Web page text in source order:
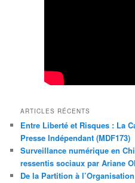
ARTICLES RÉCENTS
Entre Liberté et Risques : La
Presse Indépendant (MDF173)
Surveillance numérique en
ressentis sociaux par Ariane
De la Partition à